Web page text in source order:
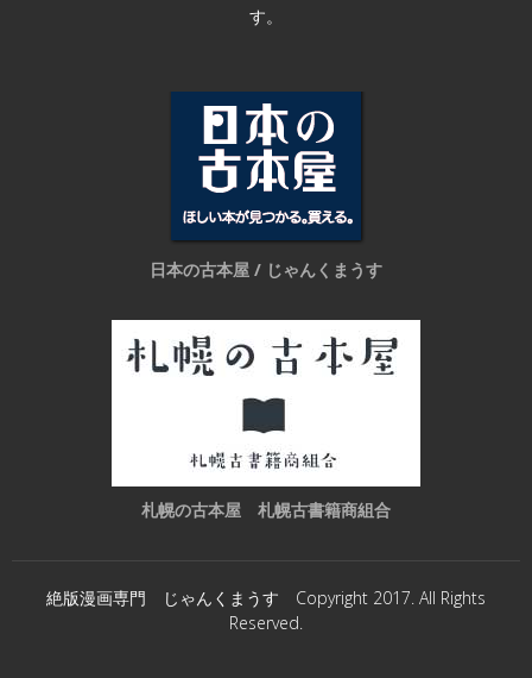
す。
日本の古本屋 / じゃんくまうす
札幌の古本屋 札幌古書籍商組合
絶版漫画専門 じゃんくまうす Copyright 2017. All Rights
Reserved.